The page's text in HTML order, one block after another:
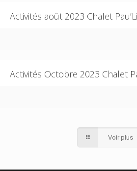
Activités août 2023 Chalet
Activités Octobre 2023 Chalet
Voir plus